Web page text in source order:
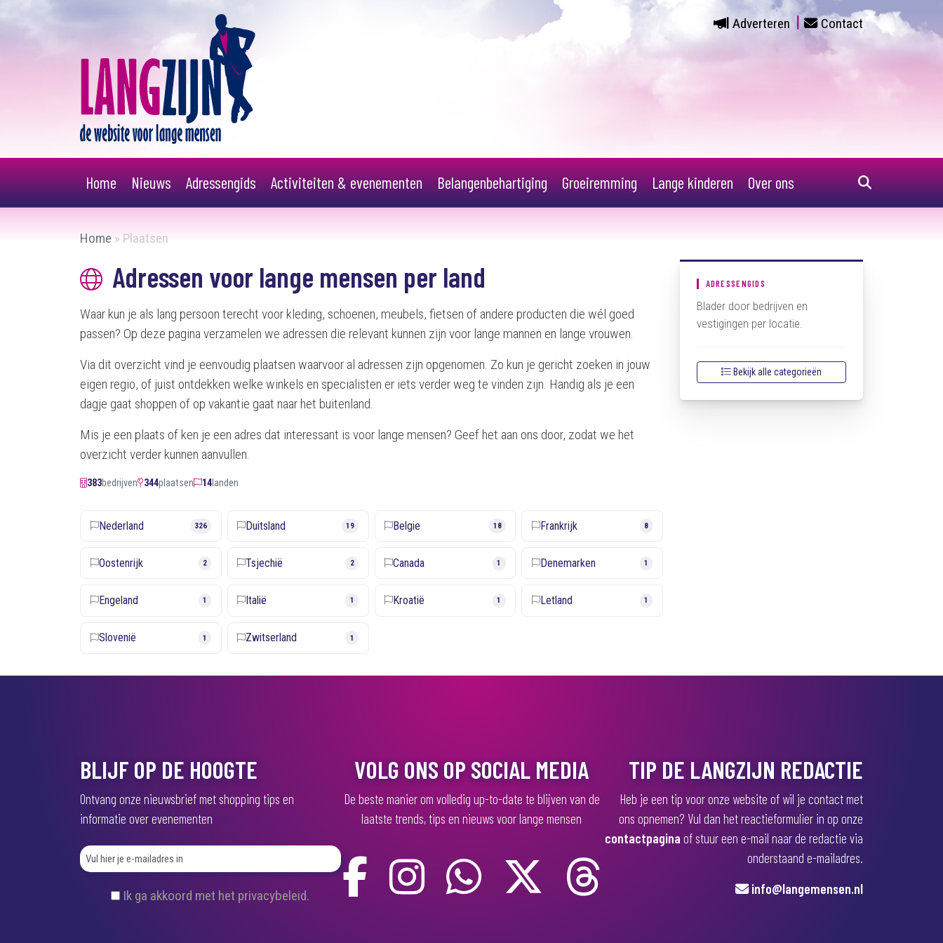
Adverteren Contact
Home Nieuws Adressengids Activiteiten & evenementen Belangenbehartiging Groeiremming Lange kinderen Over ons
Home » Plaatsen
Adressen voor lange mensen per land
Waar kun je als lang persoon terecht voor kleding, schoenen, meubels, fietsen of andere producten die wél goed
passen? Op deze pagina verzamelen we adressen die relevant kunnen zijn voor lange mannen en lange vrouwen.
Via dit overzicht vind je eenvoudig plaatsen waarvoor al adressen zijn opgenomen. Zo kun je gericht zoeken in jouw
eigen regio, of juist ontdekken welke winkels en specialisten er iets verder weg te vinden zijn. Handig als je een
dagje gaat shoppen of op vakantie gaat naar het buitenland.
Mis je een plaats of ken je een adres dat interessant is voor lange mensen? Geef het aan ons door, zodat we het
overzicht verder kunnen aanvullen.
383bedrijven 344plaatsen 14landen
Nederland 326 Duitsland 19 Belgie 18 Frankrijk 8
Oostenrijk 2 Tsjechië 2 Canada 1 Denemarken 1
Engeland 1 Italië 1 Kroatië 1 Letland 1
Slovenië 1 Zwitserland 1
ADRESSENGIDS
Blader door bedrijven en
vestigingen per locatie.
Bekijk alle categorieën
BLIJF OP DE HOOGTE
Ontvang onze nieuwsbrief met shopping tips en
informatie over evenementen
(
Ik ga akkoord met het privacybeleid.
VOLG ONS OP SOCIAL MEDIA
De beste manier om volledig up-to-date te blijven van de
laatste trends, tips en nieuws voor lange mensen
TIP DE LANGZIJN REDACTIE
Heb je een tip voor onze website of wil je contact met
ons opnemen? Vul dan het reactieformulier in op onze
contactpagina of stuur een e-mail naar de redactie via
onderstaand e-mailadres.
info@langemensen.nl